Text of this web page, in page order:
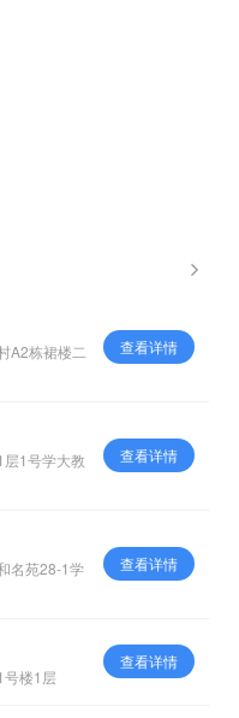
A2栋裙楼二
查看详情
1号学大教
查看详情
名苑28-1学
查看详情
号楼1层
查看详情